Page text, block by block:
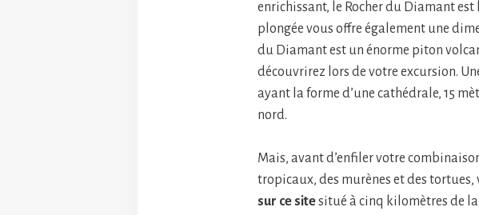
enrichissant, le Rocher du Diamant est
plongée vous offre également une
du Diamant est un énorme piton
découvrirez lors de votre excursion.
ayant la forme d’une cathédrale, 15
nord.
Mais, avant d’enfiler votre
tropicaux, des murènes et des tortues,
sur ce sitesitué à cinq kilomètres de la